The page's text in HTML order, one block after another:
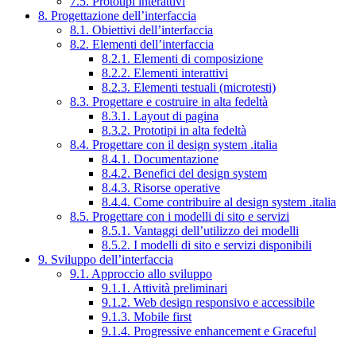
8. Progettazione dell’interfaccia
8.1. Obiettivi dell’interfaccia
8.2. Elementi dell’interfaccia
8.2.1. Elementi di composizione
8.2.2. Elementi interattivi
8.2.3. Elementi testuali (microtesti)
8.3. Progettare e costruire in alta fedeltà
8.3.1. Layout di pagina
8.3.2. Prototipi in alta fedeltà
8.4. Progettare con il design system .italia
8.4.1. Documentazione
8.4.2. Benefici del design system
8.4.3. Risorse operative
8.4.4. Come contribuire al design system .italia
8.5. Progettare con i modelli di sito e servizi
8.5.1. Vantaggi dell’utilizzo dei modelli
8.5.2. I modelli di sito e servizi disponibili
9. Sviluppo dell’interfaccia
9.1. Approccio allo sviluppo
9.1.1. Attività preliminari
9.1.2. Web design responsivo e accessibile
9.1.3. Mobile first
9.1.4. Progressive enhancement e Graceful